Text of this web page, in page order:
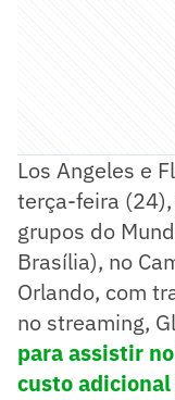
Los Angeles e
terça-feira
grupos do
Brasília), no
Orlando, com
no streaming,
para assistir
custo